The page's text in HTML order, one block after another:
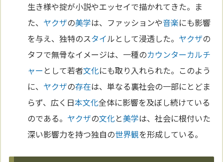
生き様や掟が小説やエッセイで描かれてきた。ま
た、 ヤクザの美学は、ファッションや音楽にも影響
を与え、独特のスタイルとして浸透した。 ヤクザの
タフで無骨なイメージは、一種のカウンターカルチ
ャー として若者文化にも取り入れられた。このよう
に、 ヤクザの存在は、単なる裏社会の一部にとどま
らず、広く日本文化全体に影響を及ぼし続けている
のである。 ヤクザの文化と美学は、社会に根付いた
深い影響力を持つ独自の世界観を形成している。